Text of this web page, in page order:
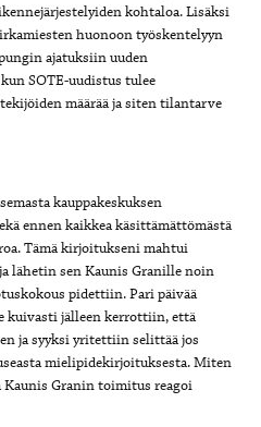
kohtaloa. Lisäksi
huonoon työskentelyyn
ajatuksiin uuden
SOTE-uudistus tulee
määrää ja siten tilantarve
kauppakeskuksen
ennen kaikkea käsittämättömästä
Tämä kirjoitukseni mahtui
lähetin sen Kaunis Granille noin
pidettiin. Pari päivää
kuivasti jälleen kerrottiin, että
ja syyksi yritettiin selittää jos
mielipidekirjoituksesta. Miten
Granin toimitus reagoi